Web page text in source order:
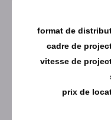
format de
cadre de
vitesse de
prix de